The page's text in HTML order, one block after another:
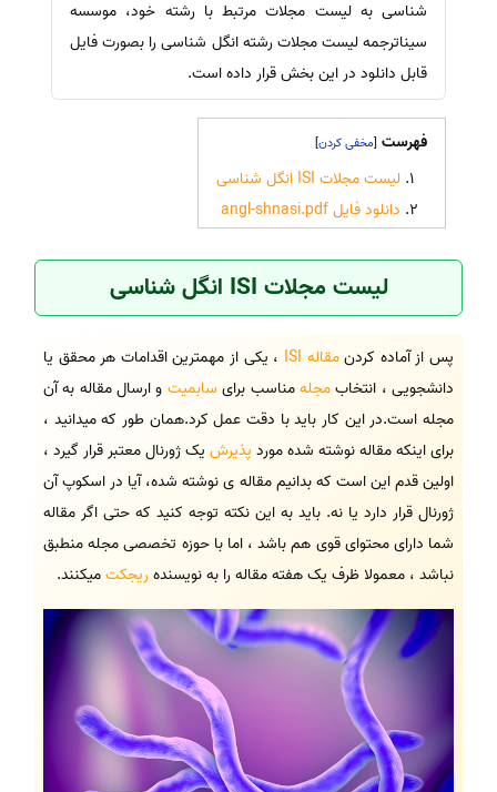
شناسی به لیست مجلات مرتبط با رشته خود، موسسه
سیناترجمه لیست مجلات رشته انگل شناسی را بصورت فایل
قابل دانلود در این بخش قرار داده است.
فهرست [
]
لیست مجلات ISI انگل شناسی
دانلود فایل angl-shnasi.pdf
لیست مجلات ISI انگل شناسی
پس از آماده کردنمقاله ISI
، یکی از مهمترین اقدامات هر محقق یا
دانشجویی ، انتخابمجلهمناسب برای سابمیت و ارسال مقاله به آن
مجله است.در این کار باید با دقت عمل کرد.همان طور که میدانید ،
برای اینکه مقاله نوشته شده مورد پذیرش یک ژورنال معتبر قرار گیرد ،
اولین قدم این است که بدانیم مقاله ی نوشته شده، آیا در اسکوپ آن
ژورنال قرار دارد یا نه. باید به این نکته توجه کنید که حتی اگر مقاله
شما دارای محتوای قوی هم باشد ، اما با حوزه تخصصی مجله منطبق
نباشد ، معمولا ظرف یک هفته مقاله را به نویسندهریجکتمیکنند.